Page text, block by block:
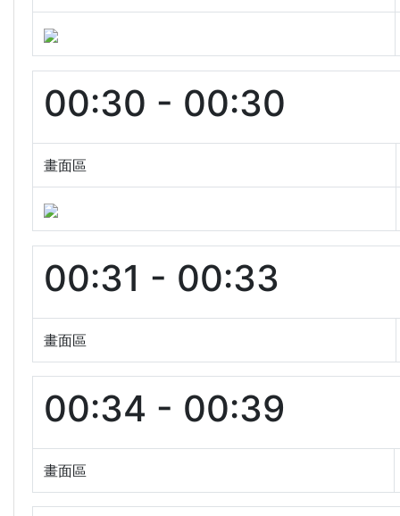
00:30 - 00:30
畫面區
00:31 - 00:33
畫面區
00:34 - 00:39
畫面區